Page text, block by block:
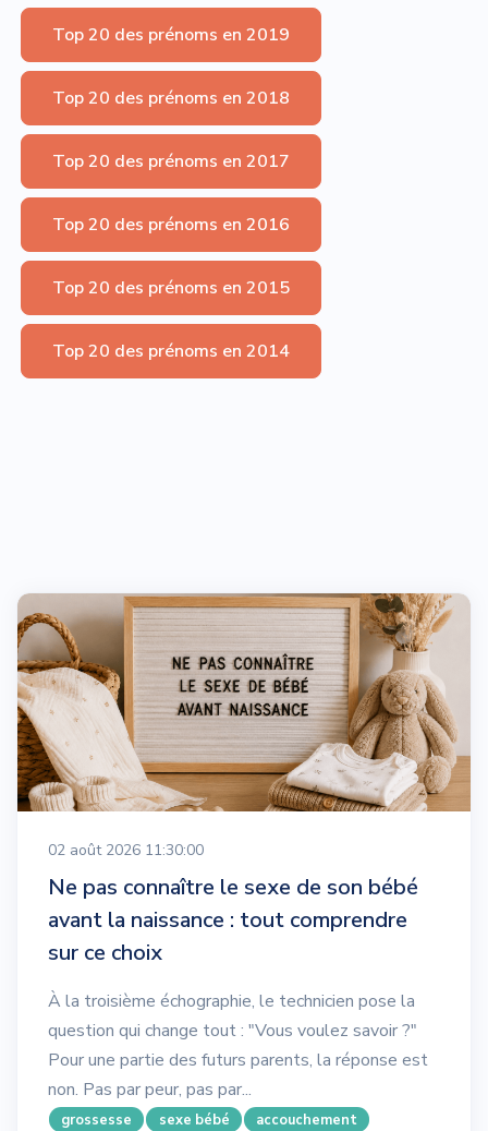
Top 20 des prénoms en 2019
Top 20 des prénoms en 2018
Top 20 des prénoms en 2017
Top 20 des prénoms en 2016
Top 20 des prénoms en 2015
Top 20 des prénoms en 2014
02 août 2026 11:30:00
Ne pas connaître le sexe de son bébé
avant la naissance : tout comprendre
sur ce choix
À la troisième échographie, le technicien pose la
question qui change tout : "Vous voulez savoir ?"
Pour une partie des futurs parents, la réponse est
non. Pas par peur, pas par...
grossesse sexe bébé accouchement